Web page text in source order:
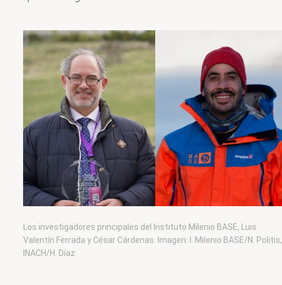
Los investigadores principales del Instituto Milenio BASE, Luis
Valentín Ferrada y César Cárdenas. Imagen: I. Milenio BASE/N. Politis,
INACH/H. Díaz